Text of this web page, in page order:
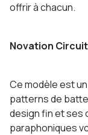
offrir à chacun.
Novation
Ce modèle est
patterns de
design fin et ses
paraphoniques